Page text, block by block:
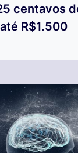
centavos
R$1.500